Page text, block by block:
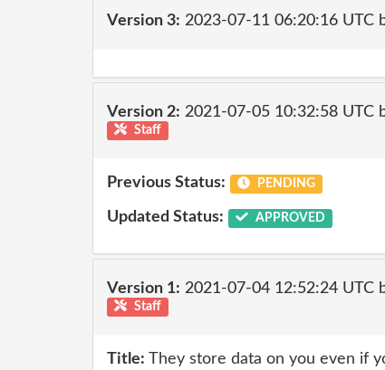
Version 3: 2023-07-11 06:20:16 UTC
Version 2: 2021-07-05 10:32:58 UTC
Staff
Previous Status: PENDING
Updated Status: APPROVED
Version 1: 2021-07-04 12:52:24 UTC
Staff
Title: They store data on you even if